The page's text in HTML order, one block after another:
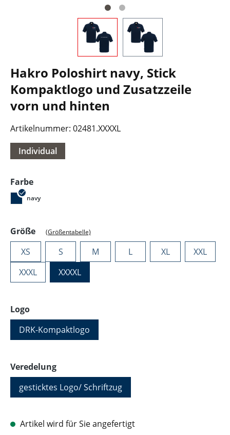
Hakro Poloshirt navy, Stick
Kompaktlogo und Zusatzzeile
vorn und hinten
Artikelnummer: 02481.XXXXL
Individual
Farbeauswählen
navy
Größeauswählen
(Größentabelle)
XS S M L XL
XXL
XXXL
XXXXL
Logoauswählen
DRK-Kompaktlogo
Veredelungauswählen
gesticktes Logo/ Schriftzug
Artikel wird für Sie angefertigt